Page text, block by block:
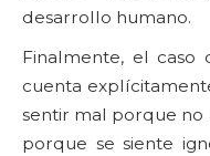
desarrollo humano.
Finalmente, el caso
cuenta
sentir mal porque no
porque se siente